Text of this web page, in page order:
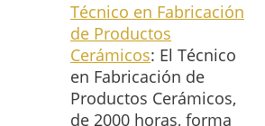
Técnico en Fabricación
de Productos
Cerámicos: El Técnico
en Fabricación de
Productos Cerámicos,
de 2000 horas, forma